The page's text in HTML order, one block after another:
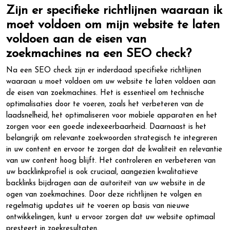
Zijn er specifieke richtlijnen waaraan ik
moet voldoen om mijn website te laten
voldoen aan de eisen van
zoekmachines na een SEO check?
Na een SEO check zijn er inderdaad specifieke richtlijnen
waaraan u moet voldoen om uw website te laten voldoen aan
de eisen van zoekmachines. Het is essentieel om technische
optimalisaties door te voeren, zoals het verbeteren van de
laadsnelheid, het optimaliseren voor mobiele apparaten en het
zorgen voor een goede indexeerbaarheid. Daarnaast is het
belangrijk om relevante zoekwoorden strategisch te integreren
in uw content en ervoor te zorgen dat de kwaliteit en relevantie
van uw content hoog blijft. Het controleren en verbeteren van
uw backlinkprofiel is ook cruciaal, aangezien kwalitatieve
backlinks bijdragen aan de autoriteit van uw website in de
ogen van zoekmachines. Door deze richtlijnen te volgen en
regelmatig updates uit te voeren op basis van nieuwe
ontwikkelingen, kunt u ervoor zorgen dat uw website optimaal